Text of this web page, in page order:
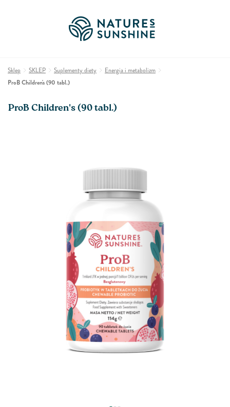
Sklep SKLEP Suplementy diety
Energia i metabolizm
ProB Children's (90 tabl.)
ProB Children's (90 tabl.)